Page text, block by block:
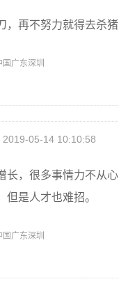
，再不努力就得去杀猪
国广东深圳
2019-05-14 10:10:58
长，很多事情力不从
但是人才也难招。
国广东深圳